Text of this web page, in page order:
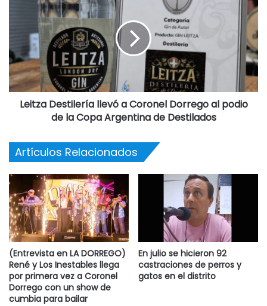
• Si estás al aire libre, buscá refugio inmediato en un
edificio, casa o vehículo cerrado. (03-06-26).
Destacadas
Leitza Destilería llevó a Coronel Dorrego al podio
de la Copa Argentina de Destilados
Artículos Relacionados
(Entrevista en LA DORREGO)
René y Los Inestables llega
por primera vez a Coronel
Dorrego con un show de
cumbia para bailar
En julio se hicieron 92
castraciones de perros y
gatos en el distrito